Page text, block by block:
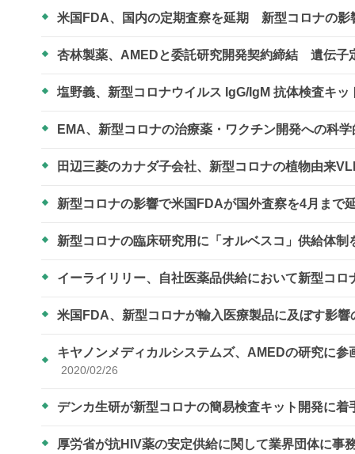
米国FDA、国内の定期査察を延期 新型コロナの影
杏林製薬、AMEDと委託研究開発契約締結 遺伝子
塩野義、新型コロナウイルス IgG/IgM 抗体検査キ
EMA、新型コロナの治療薬・ワクチン開発への科
田辺三菱のカナダ子会社、新型コロナの植物由来
新型コロナの影響で米国FDAが国外査察を4月まで
新型コロナの臨床研究用に「オルベスコ」供給体
イーライリリー、自社医薬品供給において新型コ
米国FDA、新型コロナが輸入医療製品に及ぼす影
キヤノンメディカルシステムズ、AMEDの研究に
2020/02/26
デンカ生研が新型コロナの簡易検査キット開発に着
厚労省が抗HIV薬の安定供給に関して業界団体に